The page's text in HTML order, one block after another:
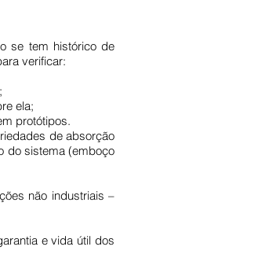
se tem histórico de
verificar:
ela;
protótipos.
de absorção
do sistema (emboço
não industriais –
e vida útil dos